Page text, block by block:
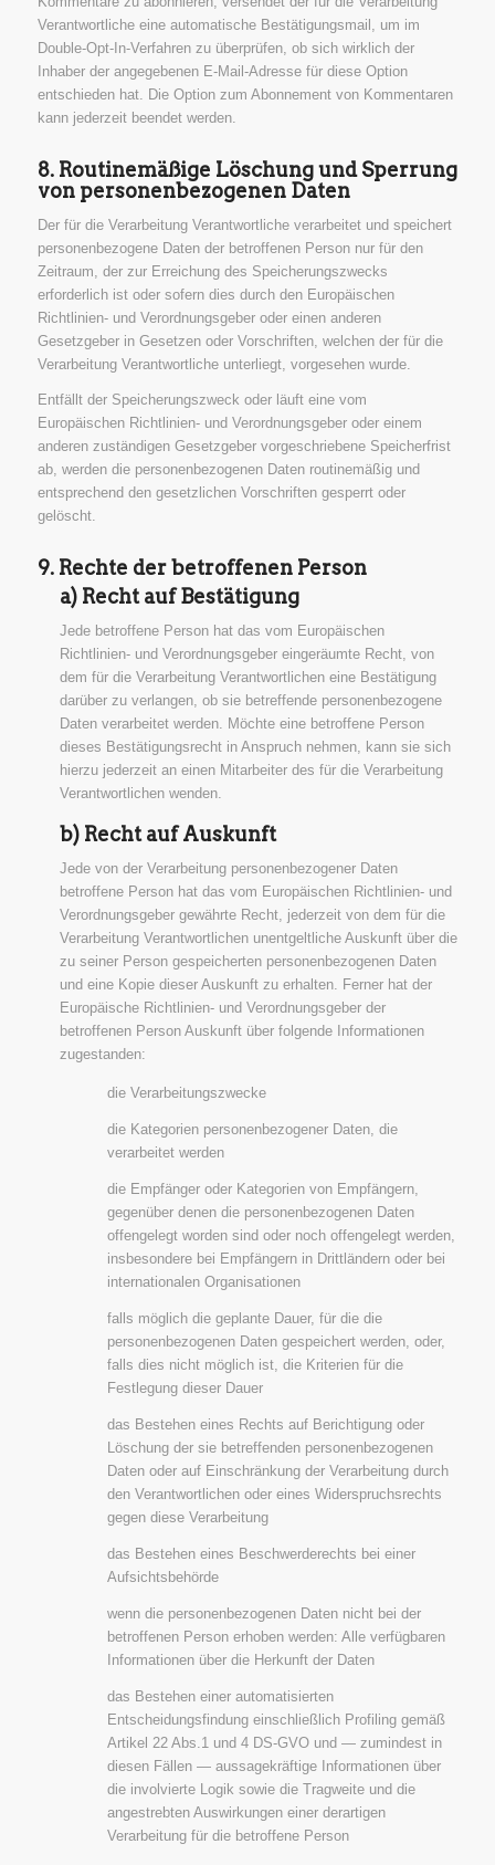
Verantwortliche eine automatische Bestätigungsmail, um im
Double-Opt-In-Verfahren zu überprüfen, ob sich wirklich der
Inhaber der angegebenen E-Mail-Adresse für diese Option
entschieden hat. Die Option zum Abonnement von Kommentaren
kann jederzeit beendet werden.
8. Routinemäßige Löschung und Sperrung
von personenbezogenen Daten
Der für die Verarbeitung Verantwortliche verarbeitet und speichert
personenbezogene Daten der betroffenen Person nur für den
Zeitraum, der zur Erreichung des Speicherungszwecks
erforderlich ist oder sofern dies durch den Europäischen
Richtlinien- und Verordnungsgeber oder einen anderen
Gesetzgeber in Gesetzen oder Vorschriften, welchen der für die
Verarbeitung Verantwortliche unterliegt, vorgesehen wurde.
Entfällt der Speicherungszweck oder läuft eine vom
Europäischen Richtlinien- und Verordnungsgeber oder einem
anderen zuständigen Gesetzgeber vorgeschriebene Speicherfrist
ab, werden die personenbezogenen Daten routinemäßig und
entsprechend den gesetzlichen Vorschriften gesperrt oder
gelöscht.
9. Rechte der betroffenen Person
a) Recht auf Bestätigung
Jede betroffene Person hat das vom Europäischen
Richtlinien- und Verordnungsgeber eingeräumte Recht, von
dem für die Verarbeitung Verantwortlichen eine Bestätigung
darüber zu verlangen, ob sie betreffende personenbezogene
Daten verarbeitet werden. Möchte eine betroffene Person
dieses Bestätigungsrecht in Anspruch nehmen, kann sie sich
hierzu jederzeit an einen Mitarbeiter des für die Verarbeitung
Verantwortlichen wenden.
b) Recht auf Auskunft
Jede von der Verarbeitung personenbezogener Daten
betroffene Person hat das vom Europäischen Richtlinien- und
Verordnungsgeber gewährte Recht, jederzeit von dem für die
Verarbeitung Verantwortlichen unentgeltliche Auskunft über die
zu seiner Person gespeicherten personenbezogenen Daten
und eine Kopie dieser Auskunft zu erhalten. Ferner hat der
Europäische Richtlinien- und Verordnungsgeber der
betroffenen Person Auskunft über folgende Informationen
zugestanden:
die Verarbeitungszwecke
die Kategorien personenbezogener Daten, die
verarbeitet werden
die Empfänger oder Kategorien von Empfängern,
gegenüber denen die personenbezogenen Daten
offengelegt worden sind oder noch offengelegt werden,
insbesondere bei Empfängern in Drittländern oder bei
internationalen Organisationen
falls möglich die geplante Dauer, für die die
personenbezogenen Daten gespeichert werden, oder,
falls dies nicht möglich ist, die Kriterien für die
Festlegung dieser Dauer
das Bestehen eines Rechts auf Berichtigung oder
Löschung der sie betreffenden personenbezogenen
Daten oder auf Einschränkung der Verarbeitung durch
den Verantwortlichen oder eines Widerspruchsrechts
gegen diese Verarbeitung
das Bestehen eines Beschwerderechts bei einer
Aufsichtsbehörde
wenn die personenbezogenen Daten nicht bei der
betroffenen Person erhoben werden: Alle verfügbaren
Informationen über die Herkunft der Daten
das Bestehen einer automatisierten
Entscheidungsfindung einschließlich Profiling gemäß
Artikel 22 Abs.1 und 4 DS-GVO und — zumindest in
diesen Fällen — aussagekräftige Informationen über
die involvierte Logik sowie die Tragweite und die
angestrebten Auswirkungen einer derartigen
Verarbeitung für die betroffene Person